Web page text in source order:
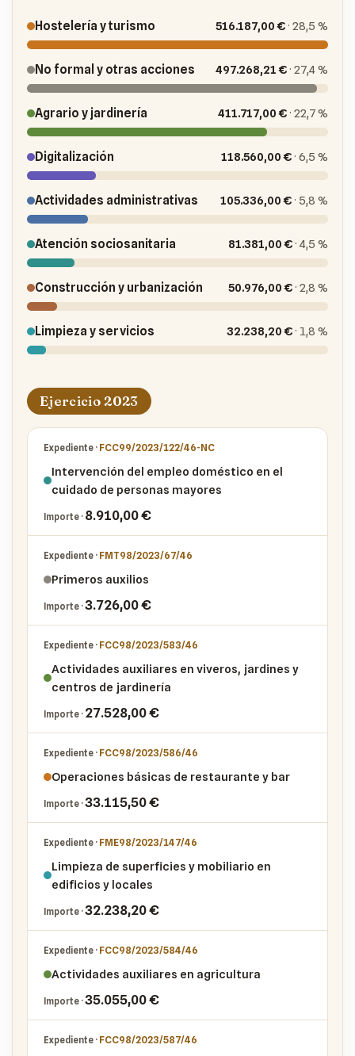
Hostelería y turismo 516.187,00 € · 28,5 %
No formal y otras acciones 497.268,21 € · 27,4 %
Agrario y jardinería 411.717,00 € · 22,7 %
Digitalización 118.560,00 € · 6,5 %
Actividades administrativas 105.336,00 € · 5,8 %
Atención sociosanitaria 81.381,00 € · 4,5 %
Construcción y urbanización 50.976,00 € · 2,8 %
Limpieza y servicios 32.238,20 € · 1,8 %
Ejercicio 2023
FCC99/2023/122/46-NC
Intervención del empleo doméstico en el
cuidado de personas mayores
8.910,00 €
FMT98/2023/67/46
Primeros auxilios
3.726,00 €
FCC98/2023/583/46
Actividades auxiliares en viveros, jardines y
centros de jardinería
27.528,00 €
FCC98/2023/586/46
Operaciones básicas de restaurante y bar
33.115,50 €
FME98/2023/147/46
Limpieza de superficies y mobiliario en
edificios y locales
32.238,20 €
FCC98/2023/584/46
Actividades auxiliares en agricultura
35.055,00 €
FCC98/2023/587/46